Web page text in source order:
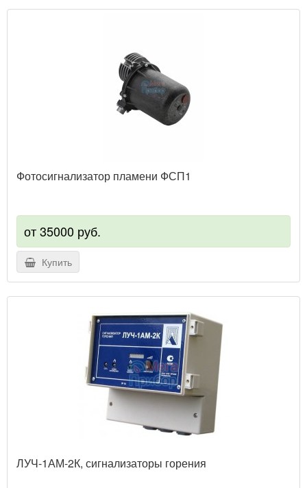
Фотосигнализатор пламени ФСП1
от 35000 руб.
Купить
ЛУЧ-1АМ-2К, сигнализаторы горения